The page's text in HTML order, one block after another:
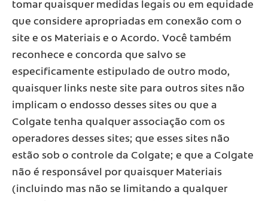
tomar quaisquer medidas legais ou em equidade
que considere apropriadas em conexão com o
site e os Materiais e o Acordo. Você também
reconhece e concorda que salvo se
especificamente estipulado de outro modo,
quaisquer links neste site para outros sites não
implicam o endosso desses sites ou que a
Colgate tenha qualquer associação com os
operadores desses sites; que esses sites não
estão sob o controle da Colgate; e que a Colgate
não é responsável por quaisquer Materiais
(incluindo mas não se limitando a qualquer